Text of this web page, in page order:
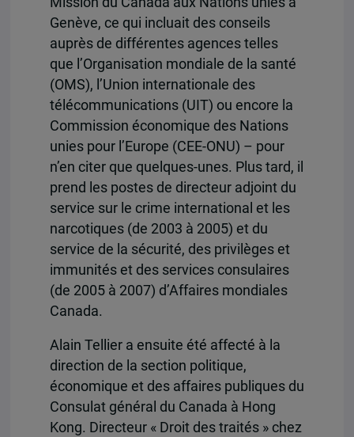
Genève, ce qui incluait des conseils
auprès de différentes agences telles
que l’Organisation mondiale de la santé
(OMS), l’Union internationale des
télécommunications (UIT) ou encore la
Commission économique des Nations
unies pour l’Europe (CEE-ONU) – pour
n’en citer que quelques-unes. Plus tard, il
prend les postes de directeur adjoint du
service sur le crime international et les
narcotiques (de 2003 à 2005) et du
service de la sécurité, des privilèges et
immunités et des services consulaires
(de 2005 à 2007) d’Affaires mondiales
Canada.
Alain Tellier a ensuite été affecté à la
direction de la section politique,
économique et des affaires publiques du
Consulat général du Canada à Hong
Kong. Directeur « Droit des traités » chez